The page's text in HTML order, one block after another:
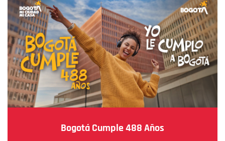
Bogotá Cumple 488 Años